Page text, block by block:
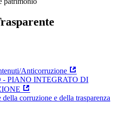
Anticorruzione
PIANO INTEGRATO DI
corruzione e della trasparenza